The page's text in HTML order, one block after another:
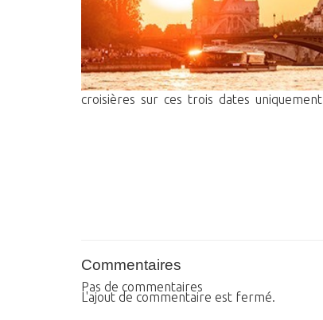
croisières sur ces trois dates
Commentaires
Pas de commentaires
L'ajout de commentaire est fermé.